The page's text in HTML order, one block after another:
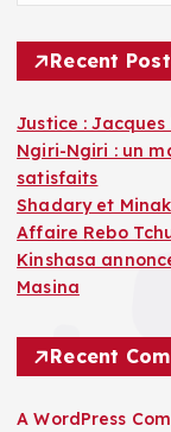
Recent
Justice :
Ngiri-Ngiri : un
satisfaits
Shadary et
Affaire Rebo
Kinshasa
Masina
Recent
A WordPress